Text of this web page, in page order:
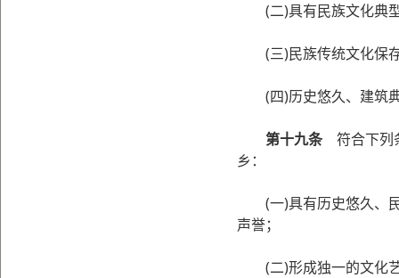
(二)具有民族文化典
(三)民族传统文化保
(四)历史悠久、建筑典
第十九条符合下列
乡：
(一)具有历史悠久、民
声誉；
(二)形成独一的文化艺